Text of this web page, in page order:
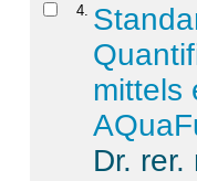
4
mittels
Dr.